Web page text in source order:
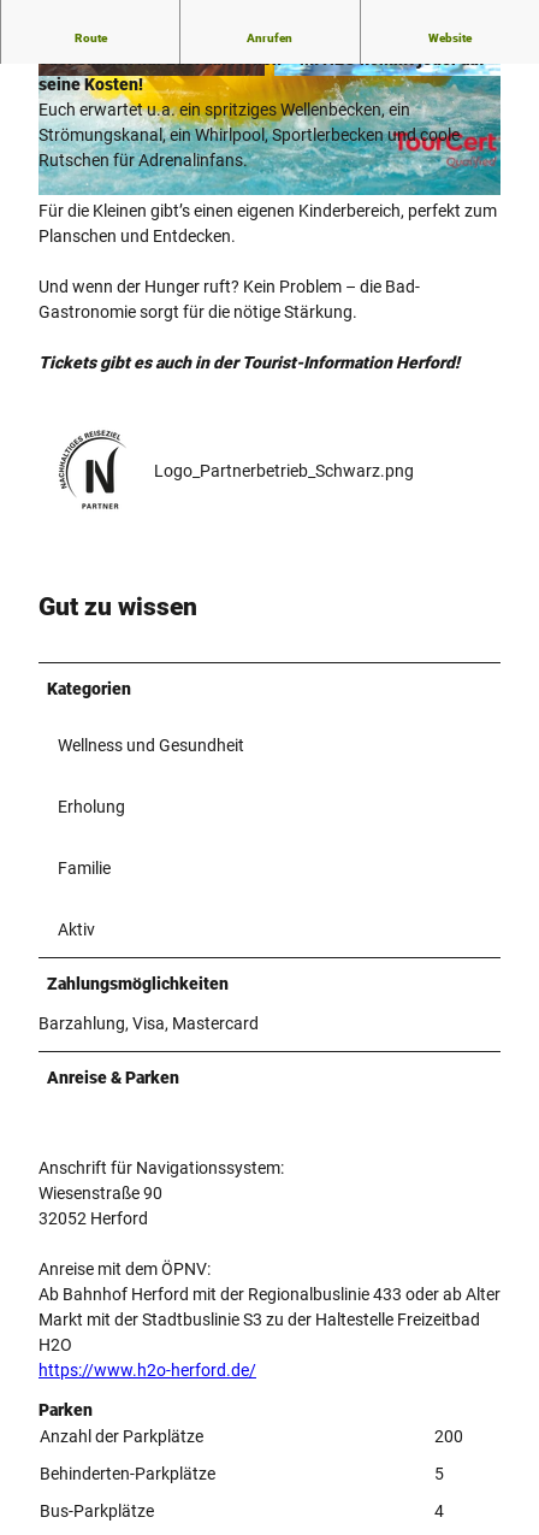
© Freizeitbetriebe Stadtwerke Herford GmbH | CC-BY-SA
© CC-BY-SA © Thorsten Ulonska |CC-BY-SA
Route Anrufen Website
H2O – Eintauchen und Spaß haben!
Ob Sportler, Wasserratte
seine Kosten!
Euch erwartet u.a. ein spritziges Wellenbecken, ein
Strömungskanal, ein Whirlpool, Sportlerbecken und coole
Rutschen für Adrenalinfans.
Für die Kleinen gibt’s einen eigenen Kinderbereich, perfekt zum
Planschen und Entdecken.
Und wenn der Hunger ruft? Kein Problem – die Bad-
Gastronomie sorgt für die nötige Stärkung.
Tickets gibt es auch in der Tourist-Information Herford!
Logo_Partnerbetrieb_Schwarz.png
Gut zu wissen
Kategorien
Wellness und Gesundheit
Erholung
Familie
Aktiv
Zahlungsmöglichkeiten
Barzahlung, Visa, Mastercard
Anreise & Parken
Anschrift für Navigationssystem:
Wiesenstraße 90
32052 Herford
Anreise mit dem ÖPNV:
Ab Bahnhof Herford mit der Regionalbuslinie 433 oder ab Alter
Markt mit der Stadtbuslinie S3 zu der Haltestelle Freizeitbad
H2O
https://www.h2o-herford.de/
Parken
Anzahl der Parkplätze
200
Behinderten-Parkplätze
5
Bus-Parkplätze
4